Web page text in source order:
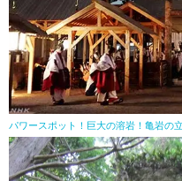
パワースポット！巨大の溶岩！亀岩の